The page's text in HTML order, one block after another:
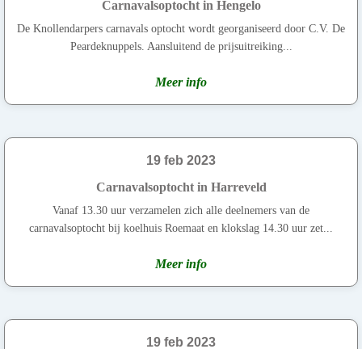
Carnavalsoptocht in Hengelo
De Knollendarpers carnavals optocht wordt georganiseerd door C.V. De
Peardeknuppels. Aansluitend de prijsuitreiking...
Meer info
19 feb 2023
Carnavalsoptocht in Harreveld
Vanaf 13.30 uur verzamelen zich alle deelnemers van de
carnavalsoptocht bij koelhuis Roemaat en klokslag 14.30 uur zet...
Meer info
19 feb 2023